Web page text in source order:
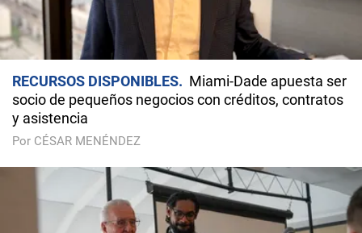
RECURSOS DISPONIBLES
Miami-Dade apuesta ser
socio de pequeños negocios con créditos, contratos
y asistencia
Por CÉSAR MENÉNDEZ